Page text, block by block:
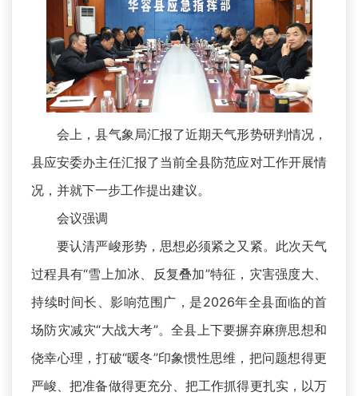
会上，县气象局汇报了近期天气形势研判情况，
县应安委办主任汇报了当前全县防范应对工作开展情
况，并就下一步工作提出建议。
会议强调
要认清严峻形势，思想必须紧之又紧。此次天气
过程具有“雪上加冰、反复叠加”特征，灾害强度大、
持续时间长、影响范围广，是2026年全县面临的首
场防灾减灾“大战大考”。全县上下要摒弃麻痹思想和
侥幸心理，打破“暖冬”印象惯性思维，把问题想得更
严峻、把准备做得更充分、把工作抓得更扎实，以万